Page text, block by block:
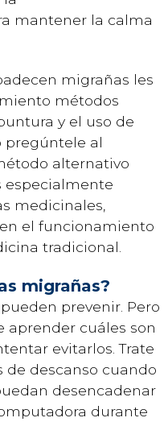
mantener la calma
migrañas les
métodos
y el uso de
pregúntele al
alternativo
especialmente
medicinales,
el funcionamiento
tradicional.
migrañas?
prevenir. Pero
aprender cuáles son
evitarlos. Trate
de descanso cuando
desencadenar
durante